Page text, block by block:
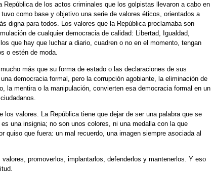
República de los actos criminales que los golpistas llevaron a cabo en
como base y objetivo una serie de valores éticos, orientados a
digna para todos. Los valores que la República proclamaba son
de cualquier democracia de calidad: Libertad, Igualdad,
que hay que luchar a diario, cuadren o no en el momento, tengan
o estén de moda.
más que su forma de estado o las declaraciones de sus
democracia formal, pero la corrupción agobiante, la eliminación de
la mentira o la manipulación, convierten esa democracia formal en un
los valores. La República tiene que dejar de ser una palabra que se
una insignia; no son unos colores, ni una medalla con la que
quiso que fuera: un mal recuerdo, una imagen siempre asociada al
promoverlos, implantarlos, defenderlos y mantenerlos. Y eso